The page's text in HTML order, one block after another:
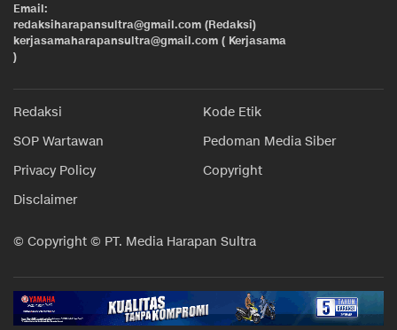
Email:
redaksiharapansultra@gmail.com (Redaksi)
kerjasamaharapansultra@gmail.com ( Kerjasama
)
Redaksi
Kode Etik
SOP Wartawan
Pedoman Media Siber
Privacy Policy
Copyright
Disclaimer
© Copyright © PT. Media Harapan Sultra